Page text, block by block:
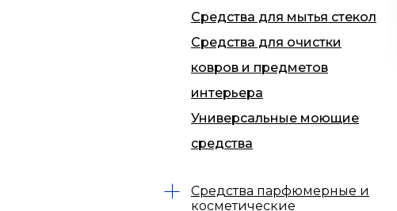
Средства для мытья стекол
Средства для очистки
ковров и предметов
интерьера
Универсальные моющие
средства
Средства парфюмерные и
косметические